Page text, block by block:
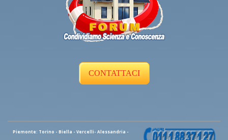
CONTATTACI
Piemonte: Torino - Biella - Vercelli- Alessandria -